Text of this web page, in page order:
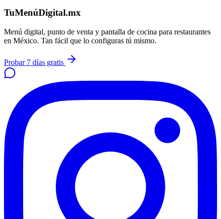
TuMenúDigital.mx
Menú digital, punto de venta y pantalla de cocina para restaurantes
en México. Tan fácil que lo configuras tú mismo.
Probar 7 días gratis